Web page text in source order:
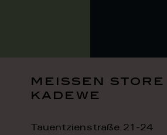
meissen store
kadewe
Tauentzienstraße 21-24